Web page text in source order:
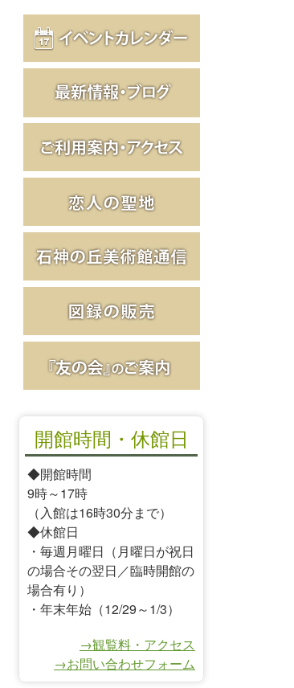
開館時間・休館日
◆開館時間
9時～17時
（入館は16時30分まで）
◆休館日
・毎週月曜日（月曜日が祝日
の場合その翌日／臨時開館の
場合有り）
・年末年始（12/29～1/3）
→観覧料・アクセス
→お問い合わせフォーム